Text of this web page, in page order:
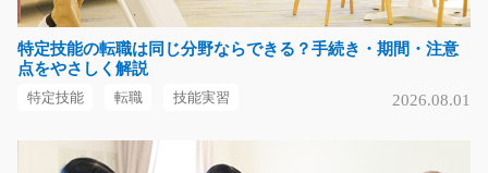
プラスチック製パレットの検査や清掃/y03_00905
急募
査のお仕事です(^^…
特定技能の転職は同じ分野ならできる？手続き・期間・注意
点をやさしく解説
特定技能 転職 技能実習 2026.08.01